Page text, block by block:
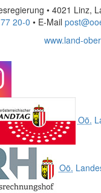
• 4021 Linz,
20-0 • E-Mail
www.land-
Oö.
Oö.